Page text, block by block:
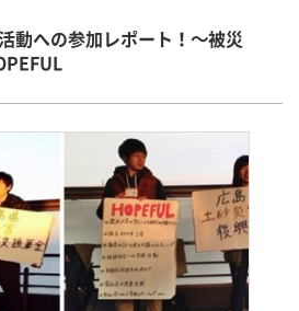
動への参加レポート！～被災